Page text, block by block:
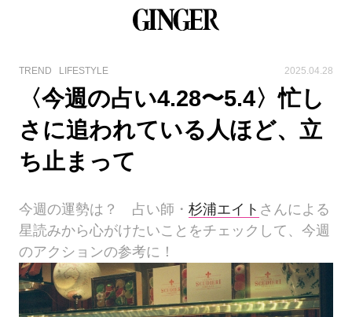
TREND LIFESTYLE 2025.04.28
〈今週の占い4.28〜5.4〉忙し
さに追われている人ほど、立
ち止まって
今週の運勢は？ 占い師・杉浦エイト さんによる
星読みから心がけたいことをチェックして、今週
のアクションの参考に！